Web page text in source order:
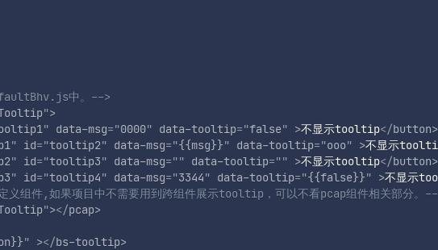
中。-->
">
" data-msg="0000" data-tooltip="false" >不显示tooltip</button>
" id="tooltip2" data-msg="{{msg}}" data-tooltip="ooo" >不显示
" id="tooltip3" data-msg="" data-tooltip="" >不显示tooltip</button>
" id="tooltip4" data-msg="3344" data-tooltip="{{false}}" >不显示
义组件,如果项目中不需要用到跨组件展示tooltip，可以不看pcap组件相关部分。
"></pcap>
" ></bs-tooltip>